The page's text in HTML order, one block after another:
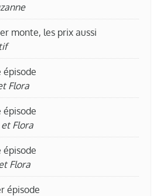
monte, les prix aussi
épisode
Flora
épisode
et Flora
épisode
Flora
épisode